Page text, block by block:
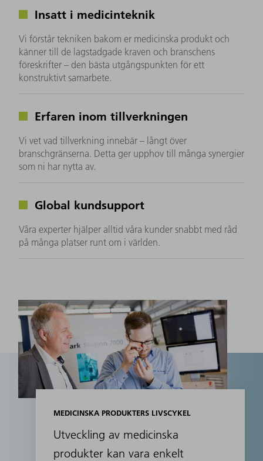
Insatt i medicinteknik
Vi förstår tekniken bakom er medicinska produkt och
känner till de lagstadgade kraven och branschens
föreskrifter – den bästa utgångspunkten för ett
konstruktivt samarbete.
Erfaren inom tillverkningen
Vi vet vad tillverkning innebär – långt över
branschgränserna. Detta ger upphov till många synergier
som ni har nytta av.
Global kundsupport
Våra experter hjälper alltid våra kunder snabbt med råd
på många platser runt om i världen.
MEDICINSKA PRODUKTERS LIVSCYKEL
Utveckling av medicinska
produkter kan vara enkelt